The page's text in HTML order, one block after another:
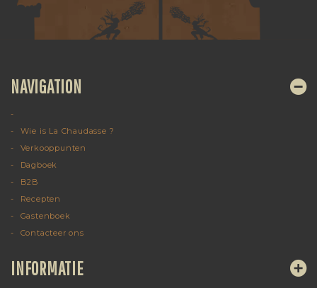
NAVIGATION
Wie is La Chaudasse ?
Verkooppunten
Dagboek
B2B
Recepten
Gastenboek
Contacteer ons
INFORMATIE